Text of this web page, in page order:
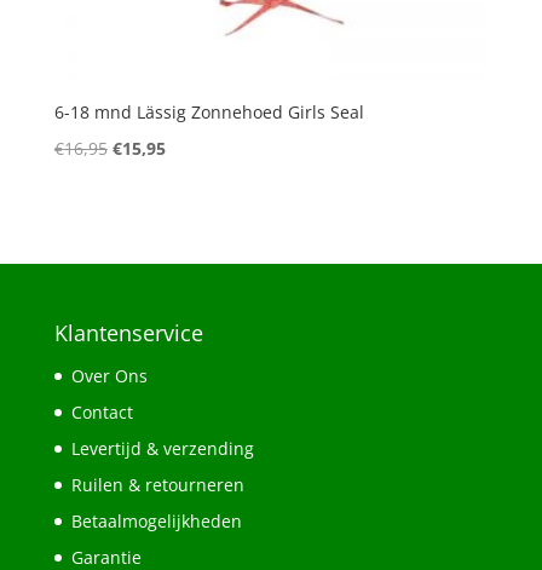
6-18 mnd Lässig Zonnehoed Girls Seal
€16,95 Oorspronkelijke
€15,95Huidige
Klantenservice
Over Ons
Contact
Levertijd & verzending
Ruilen & retourneren
Betaalmogelijkheden
Garantie